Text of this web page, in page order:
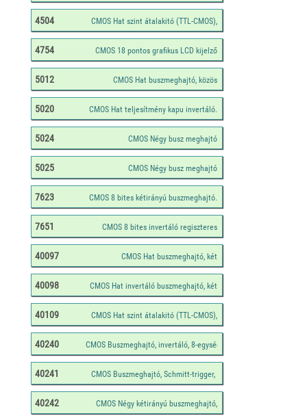
4504
4754
5012
5020
5024
5025
7623
7651
40097
40098
40109
40240
40241
40242